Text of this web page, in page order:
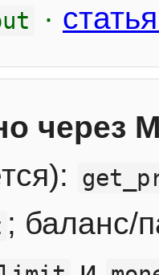
·
через
; баланс/